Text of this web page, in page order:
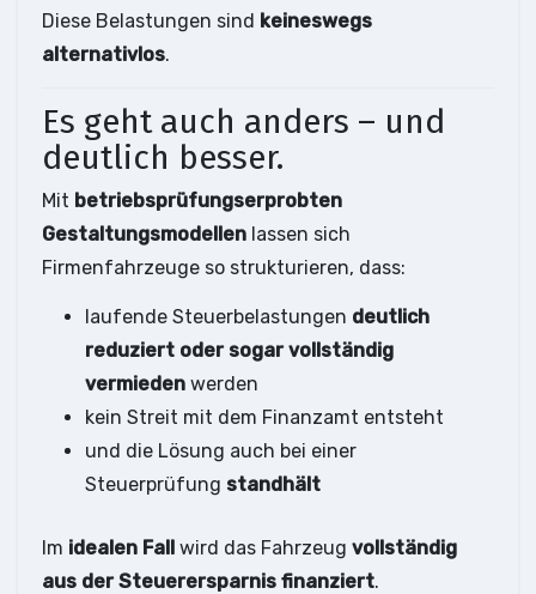
Diese Belastungen sind keineswegs
alternativlos.
Es geht auch anders – und
deutlich besser.
Mit betriebsprüfungserprobten
Gestaltungsmodellen lassen sich
Firmenfahrzeuge so strukturieren, dass:
laufende Steuerbelastungen deutlich
reduziert oder sogar vollständig
vermieden werden
kein Streit mit dem Finanzamt entsteht
und die Lösung auch bei einer
Steuerprüfung standhält
Im idealen Fall wird das Fahrzeug vollständig
aus der Steuerersparnis finanziert.